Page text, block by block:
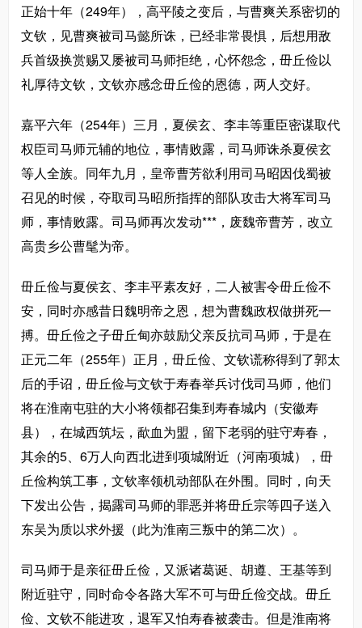
正始十年（249年），高平陵之变后，与曹爽关系密切的
文钦，见曹爽被司马懿所诛，已经非常畏惧，后想用敌
兵首级换赏赐又屡被司马师拒绝，心怀怨念，毌丘俭以
礼厚待文钦，文钦亦感念毌丘俭的恩德，两人交好。
嘉平六年（254年）三月，夏侯玄、李丰等重臣密谋取代
权臣司马师元辅的地位，事情败露，司马师诛杀夏侯玄
等人全族。同年九月，皇帝曹芳欲利用司马昭因伐蜀被
召见的时候，夺取司马昭所指挥的部队攻击大将军司马
师，事情败露。司马师再次发动***，废魏帝曹芳，改立
高贵乡公曹髦为帝。
毌丘俭与夏侯玄、李丰平素友好，二人被害令毌丘俭不
安，同时亦感昔日魏明帝之恩，想为曹魏政权做拼死一
搏。毌丘俭之子毌丘甸亦鼓励父亲反抗司马师，于是在
正元二年（255年）正月，毌丘俭、文钦谎称得到了郭太
后的手诏，毌丘俭与文钦于寿春举兵讨伐司马师，他们
将在淮南屯驻的大小将领都召集到寿春城内（安徽寿
县），在城西筑坛，歃血为盟，留下老弱的驻守寿春，
其余的5、6万人向西北进到项城附近（河南项城），毌
丘俭构筑工事，文钦率领机动部队在外围。同时，向天
下发出公告，揭露司马师的罪恶并将毌丘宗等四子送入
东吴为质以求外援（此为淮南三叛中的第二次）。
司马师于是亲征毌丘俭，又派诸葛诞、胡遵、王基等到
附近驻守，同时命令各路大军不可与毌丘俭交战。毌丘
俭、文钦不能进攻，退军又怕寿春被袭击。但是淮南将